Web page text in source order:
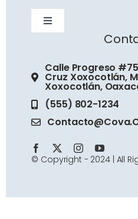
Nuestra historia
Misión
Visión
Valores
Toggle
¿Quiénes somos?
Nuestra historia
Calle Progreso
Cruz Xoxocotlán,
Xoxocotlán,
(555) 802-1234
© Copyright - 2024 | All